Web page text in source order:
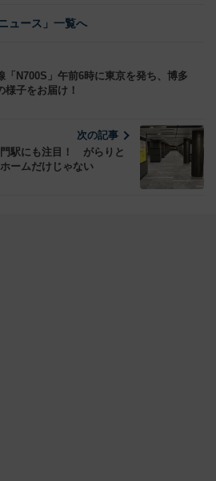
ニュース」一覧へ
「N700S」午前6時に東京を発ち、博多
子をお届け！
次の記事
駅にも注目！ がらりと
ームだけじゃない